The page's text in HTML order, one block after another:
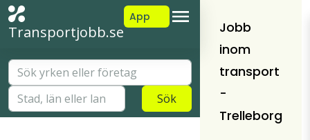
Transportjobb.se
App
Sök
Jobb
inom
transport
-
Trelleborg